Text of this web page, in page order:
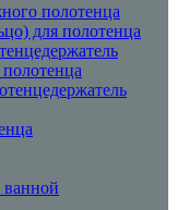
полотенца
для полотенца